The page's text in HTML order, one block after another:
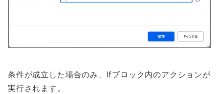
条件が成立した場合のみ、Ifブロック内のアクションが
実行されます。